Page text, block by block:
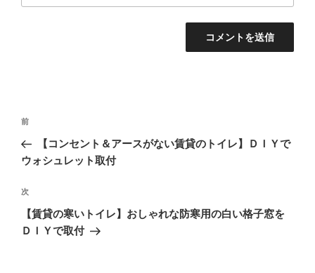
投
ナ
ゲ
ー
シ
過
去
の
稿
前
【コンセント＆アースがない賃貸のトイレ】ＤＩＹで
ウォシュレット取付
次
の
投
次
【賃貸の寒いトイレ】おしゃれな防寒用の白い格子窓を
ＤＩＹで取付